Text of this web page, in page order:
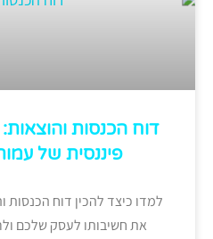
דוח הכנסות
פיננסית של
למדו כיצד להכין דוח הכנסות
את חשיבותו לעסק שלכם